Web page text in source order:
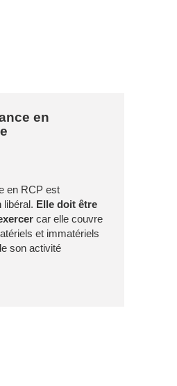
en
en RCP est
libéral. Elle doit être
car elle couvre
et immatériels
son activité